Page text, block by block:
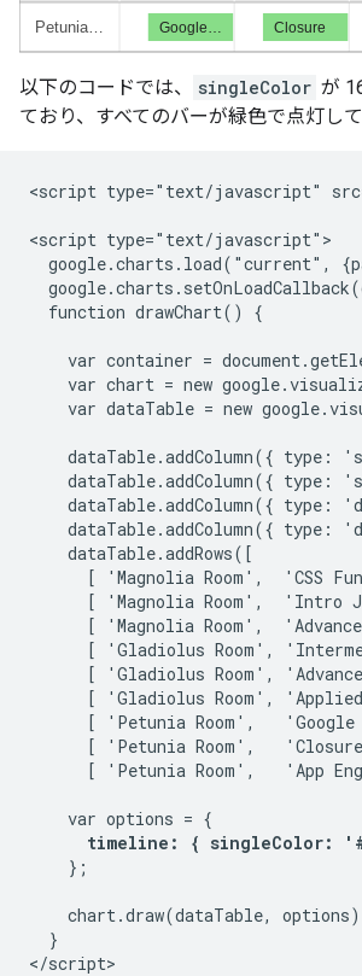
以下のコードでは、 singleColor が
ており、すべてのバーが緑色で点灯して
<script type="text/javascript"
<script type="text/javascript">
google.charts.load("current",
  function drawChart() {
var container =
var chart = new
var dataTable = new
dataTable.addColumn({ type:
dataTable.addColumn({ type:
dataTable.addColumn({ type:
dataTable.addColumn({ type:
    dataTable.addRows([
[ 'Magnolia Room',  'CSS
[ 'Magnolia Room',  'Intro
[ 'Magnolia Room',
[ 'Gladiolus Room',
[ 'Gladiolus Room',
[ 'Gladiolus Room',
[ 'Petunia Room',
[ 'Petunia Room',
[ 'Petunia Room',   'App
    var options = {
timeline: { singleColor:
    };
chart.draw(dataTable,
  }
</script>